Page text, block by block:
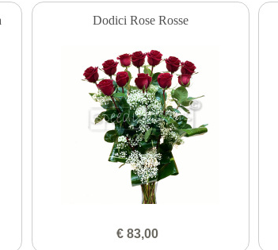
Dodici Rose Rosse
€ 83,00